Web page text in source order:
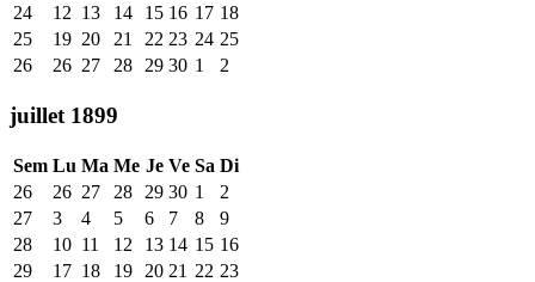
24
12 13 14 15 16 17 18
25
19 20 21 22 23 24 25
26
26 27 28 29 30 1 2
juillet 1899
Sem Lu Ma Me Je Ve Sa Di
26
26 27 28 29 30 1
2
27
3 4 5 6 7 8
9
28
10 11 12 13 14 15 16
29
17 18 19 20 21 22 23